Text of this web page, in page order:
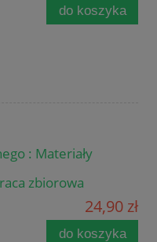
do koszyka
: Materiały
zbiorowa
24,90 zł
do koszyka